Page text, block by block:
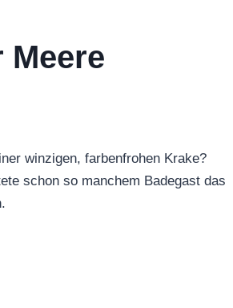
Meere
winzigen, farbenfrohen Krake?
schon so manchem Badegast das